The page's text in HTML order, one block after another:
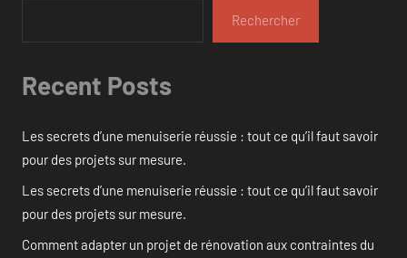
Rechercher
Recent Posts
Les secrets d’une menuiserie réussie : tout ce qu’il faut savoir
pour des projets sur mesure.
Les secrets d’une menuiserie réussie : tout ce qu’il faut savoir
pour des projets sur mesure.
Comment adapter un projet de rénovation aux contraintes du